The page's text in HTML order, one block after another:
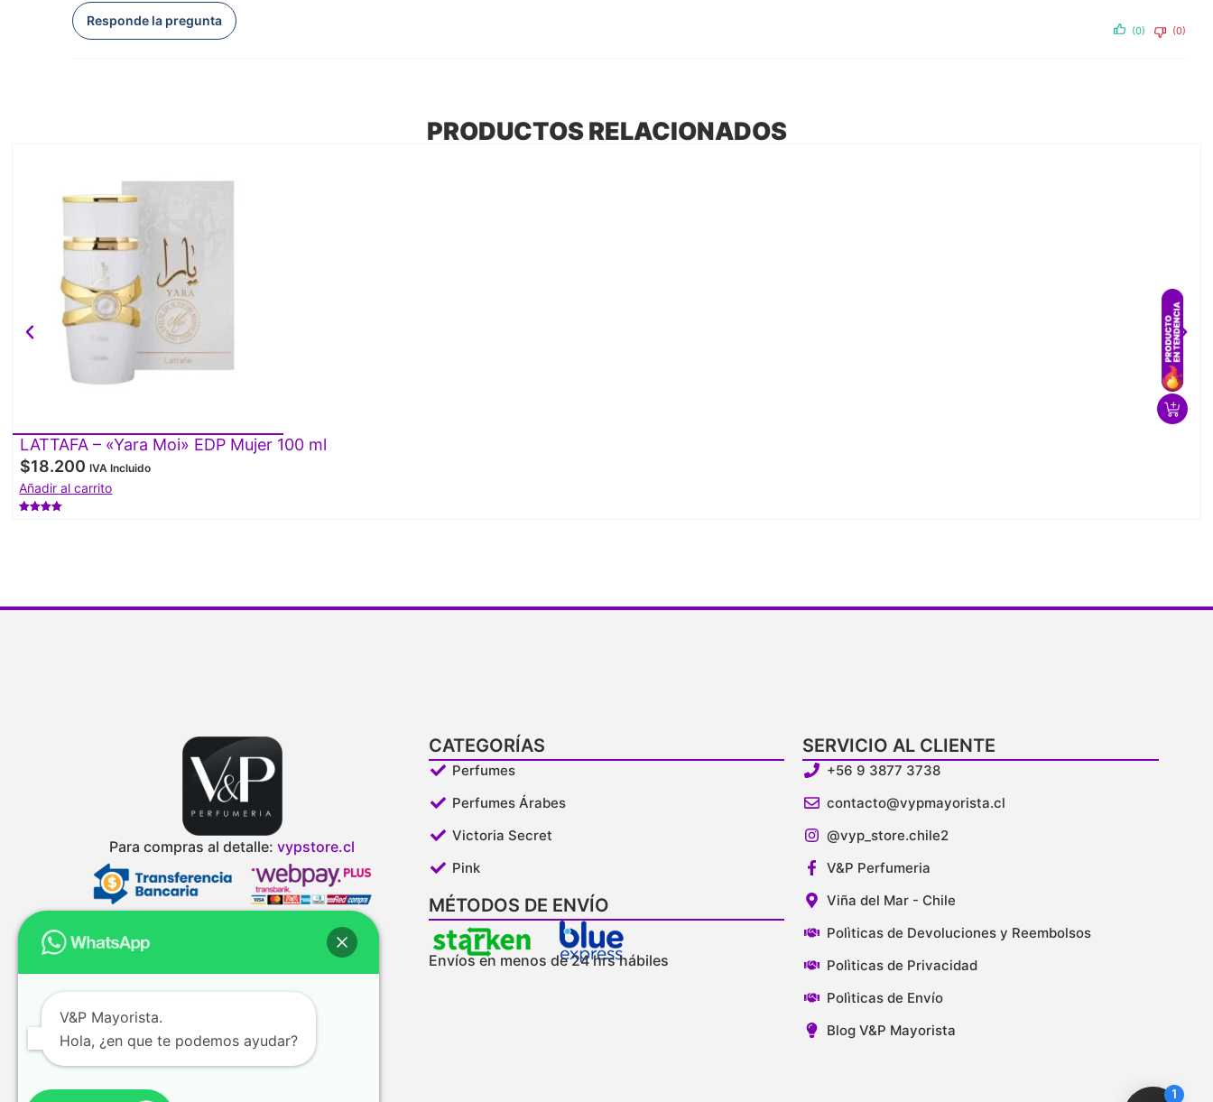
Responde la pregunta
(0) (0)
PRODUCTOS RELACIONADOS
LATTAFA – «Yara Moi» EDP Mujer 100 ml
$18.200 IVA Incluido
Añadir al carrito
Para compras al detalle:vypstore.cl
CATEGORÍAS
Perfumes
Perfumes Árabes
Victoria Secret
Pink
MÉTODOS DE ENVÍO
Envíos en menos de 24 hrs hábiles
SERVICIO AL CLIENTE
+56 9 3877 3738
contacto@vypmayorista.cl
@vyp_store.chile2
V&P Perfumeria
Viña del Mar - Chile
Polìticas de Devoluciones y Reembolsos
Polìticas de Privacidad
Polìticas de Envío
Blog V&P Mayorista
V&P Mayorista.
Hola, ¿en que te podemos ayudar?